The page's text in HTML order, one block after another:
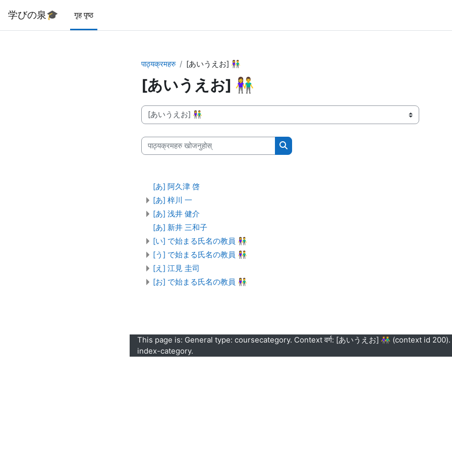
学びの泉🎓 गृह पृष्ठ
पाठ्यक्रमहरु [あいうえお] 👫
[あいうえお] 👫
पाठ्यक्रम वर्गहरु
पाठ्यक्रमहरु खोजनुहोस्
पाठ्यक्रमहरु खोजनुहोस्
[あ] 阿久津 啓
[あ] 梓川 一
[あ] 浅井 健介
[あ] 新井 三和子
[い] で始まる氏名の教員 👫
[う] で始まる氏名の教員 👫
[え] 江見 圭司
[お] で始まる氏名の教員 👫
This page is: General type: coursecategory. Context वर्ग: [あいうえお] 👫 (context id
index-category.